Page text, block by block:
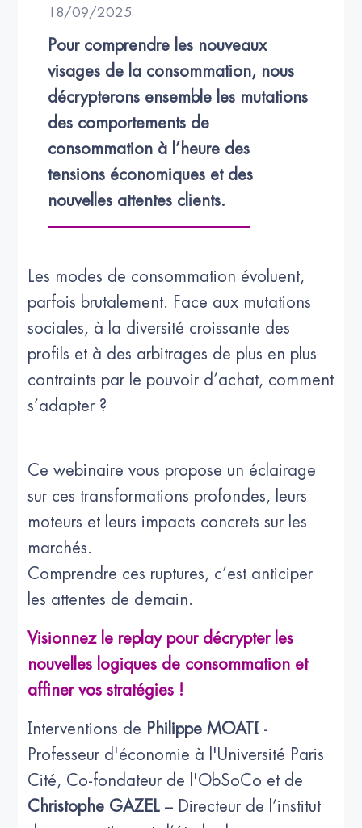
18/09/2025
Pour comprendre les nouveaux
visages de la consommation, nous
décrypterons ensemble les mutations
des comportements de
consommation à l’heure des
tensions économiques et des
nouvelles attentes clients.
Les modes de consommation évoluent,
parfois brutalement. Face aux mutations
sociales, à la diversité croissante des
profils et à des arbitrages de plus en plus
contraints par le pouvoir d’achat, comment
s’adapter ?
Ce webinaire vous propose un éclairage
sur ces transformations profondes, leurs
moteurs et leurs impacts concrets sur les
marchés.
Comprendre ces ruptures, c’est anticiper
les attentes de demain.
Visionnez le replay pour décrypter les
nouvelles logiques de consommation et
affiner vos stratégies !
Interventions de Philippe MOATI -
Professeur d'économie à l'Université Paris
Cité, Co-fondateur de l'ObSoCo et de
Christophe GAZEL – Directeur de l’institut